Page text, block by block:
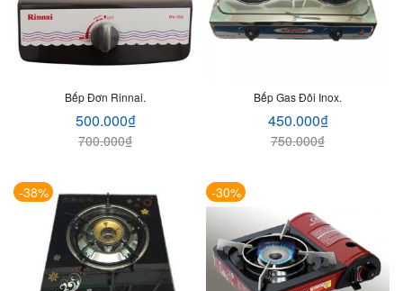
Bếp Đơn Rinnai.
700.000₫
500.000₫
Bếp Gas Đôi Inox.
750.000₫
450.000₫
-38% -30%